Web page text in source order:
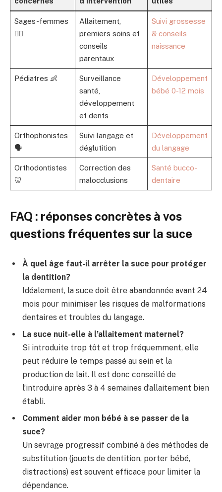
Sages-femmes
👩‍⚕️
Allaitement,
premiers soins et
conseils
parentaux
Suivi grossesse
& conseils
naissance
Pédiatres 👶
Surveillance
santé,
développement
et dents
Développement
bébé 0-12 mois
Orthophonistes
🗣️
Suivi langage et
déglutition
Développement
du langage
Orthodontistes
🦷
Correction des
malocclusions
Santé bucco-
dentaire
FAQ : réponses concrètes à vos
questions fréquentes sur la suce
À quel âge faut-il arrêter la suce pour protéger
la dentition?
Idéalement, la suce doit être abandonnée avant 24
mois pour minimiser les risques de malformations
dentaires et troubles du langage.
La suce nuit-elle à l’allaitement maternel?
Si introduite trop tôt et trop fréquemment, elle
peut réduire le temps passé au sein et la
production de lait. Il est donc conseillé de
l’introduire après 3 à 4 semaines d’allaitement bien
établi.
Comment aider mon bébé à se passer de la
suce?
Un sevrage progressif combiné à des méthodes de
substitution (jouets de dentition, porter bébé,
distractions) est souvent efficace pour limiter la
dépendance.